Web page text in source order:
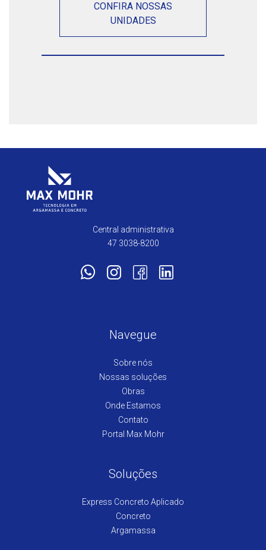
CONFIRA NOSSAS
UNIDADES
Central administrativa
47 3038-8200
Navegue
Sobre nós
Nossas soluções
Obras
Onde Estamos
Contato
Portal Max Mohr
Soluções
Express Concreto Aplicado
Concreto
Argamassa